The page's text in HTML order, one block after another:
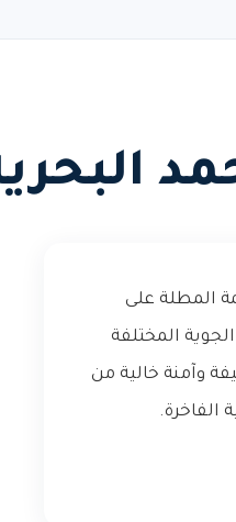
المطلة على
المختلفة
وآمنة خالية من
الفاخرة.